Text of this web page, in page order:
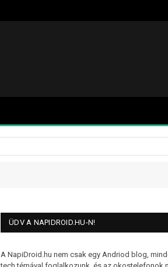
ÜDV A NAPIDROID.HU-N!
A NapiDroid.hu nem csak egy Andriod blog,